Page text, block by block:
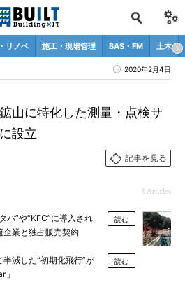
リノベ 施工・現場管理 BAS・FM 土木
2020年2月4日
山に特化した測量・点検サ
設立
記事を見る
4 Articles
バ”や“KFC”に導入され
企業と独占販売契約
読む
減した“初期化飛行”が
読む